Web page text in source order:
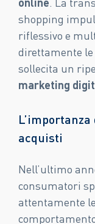
shopping
riflessivo e
direttamente le
sollecita un
marketing
acquisti
Nell’ultimo
consumatori
attentamente